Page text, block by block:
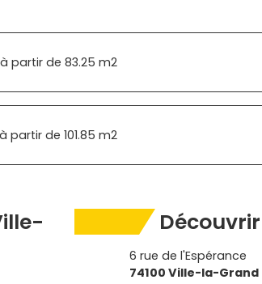
à partir de 83.25 m2
à partir de 101.85 m2
6 rue de l'Espérance
74100 Ville-la-Grand